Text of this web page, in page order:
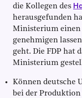
die Kollegen des
herausgefunden
Ministerium einen
genehmigen
geht. Die FDP hat
Ministerium
Können deutsche
bei der